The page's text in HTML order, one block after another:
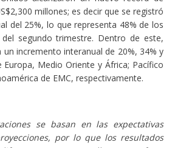
millones; es decir que se registró
del 25%, lo que representa 48% de los
segundo trimestre. Dentro de este,
incremento interanual de 20%, 34% y
Europa, Medio Oriente y África; Pacífico
de EMC, respectivamente.
se basan en las expectativas
por lo que los resultados